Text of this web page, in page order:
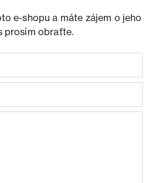
e-shopu a máte zájem o jeho
prosím obraťte.